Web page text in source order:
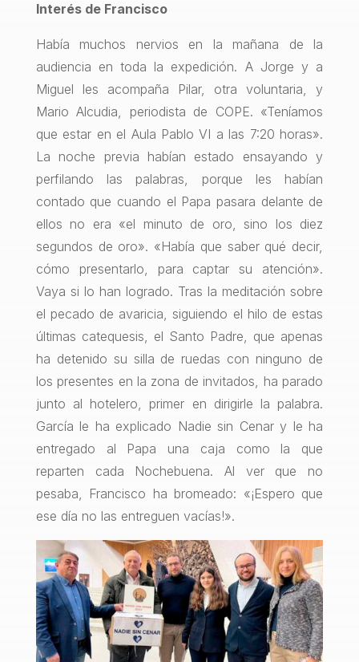
Interés de Francisco
Había muchos nervios en la mañana de la
audiencia en toda la expedición. A Jorge y a
Miguel les acompaña Pilar, otra voluntaria, y
Mario Alcudia, periodista de COPE. «Teníamos
que estar en el Aula Pablo VI a las 7:20 horas».
La noche previa habían estado ensayando y
perfilando las palabras, porque les habían
contado que cuando el Papa pasara delante de
ellos no era «el minuto de oro, sino los diez
segundos de oro». «Había que saber qué decir,
cómo presentarlo, para captar su atención».
Vaya si lo han logrado. Tras la meditación sobre
el pecado de avaricia, siguiendo el hilo de estas
últimas catequesis, el Santo Padre, que apenas
ha detenido su silla de ruedas con ninguno de
los presentes en la zona de invitados, ha parado
junto al hotelero, primer en dirigirle la palabra.
García le ha explicado Nadie sin Cenar y le ha
entregado al Papa una caja como la que
reparten cada Nochebuena. Al ver que no
pesaba, Francisco ha bromeado: «¡Espero que
ese día no las entreguen vacías!».